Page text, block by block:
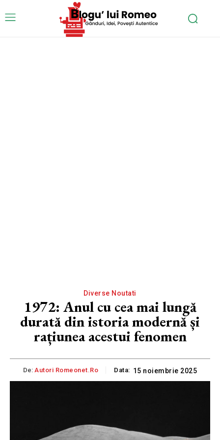
Diverse Noutati
1972: Anul cu cea mai lungă
durată din istoria modernă și
rațiunea acestui fenomen
De: Autori Romeonet.ro Data: 15 noiembrie 2025